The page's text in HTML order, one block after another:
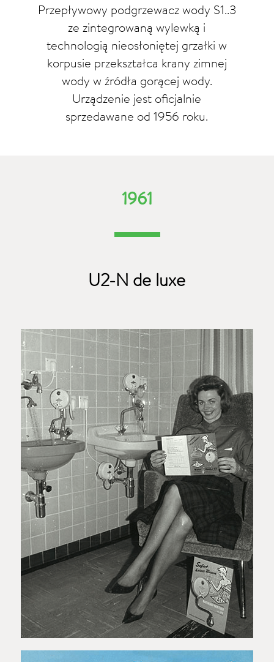
Przepływowy podgrzewacz wody S1..3
ze zintegrowaną wylewką i
technologią nieosłoniętej grzałki w
korpusie przekształca krany zimnej
wody w źródła gorącej wody.
Urządzenie jest oficjalnie
sprzedawane od 1956 roku.
1961
U2-N de luxe